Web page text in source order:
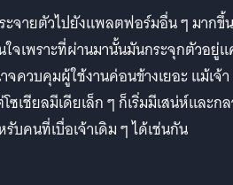
ะจายตัวไปยังแพลตฟอร์มอื่น ๆ มากขึ้น
ใจเพราะที่ผ่านมานั้นมันกระจุกตัวอยู่
จควบคุมผู้ใช้งานค่อนข้างเยอะ แม้เจ้า
เชียลมีเดียเล็ก ๆ ก็เริ่มมีเสน่ห์และก
บคนที่เบื่อเจ้าเดิม ๆ ได้เช่นกัน